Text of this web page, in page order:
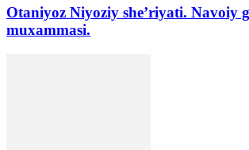
Otaniyoz Niyoziy she’riyati. Navoiy
muxammasi.